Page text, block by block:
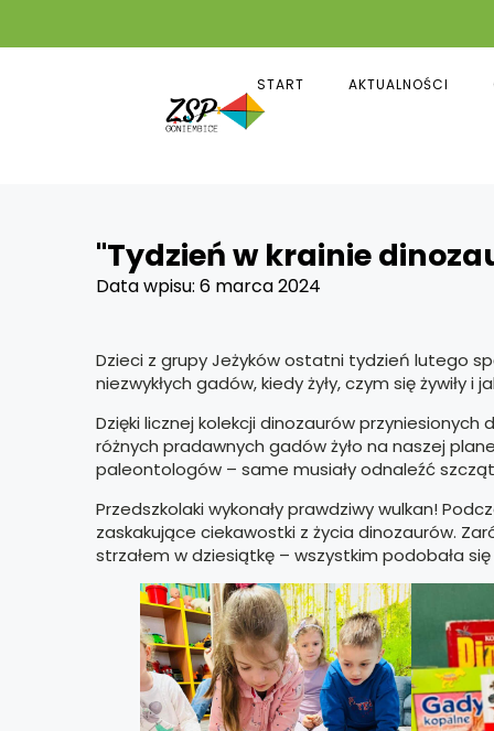
START AKTUALNOŚCI
"Tydzień w krainie
Data wpisu:6 marca 2024
Dzieci z grupy Jeżyków ostatni tydzień lutego
niezwykłych gadów, kiedy żyły, czym się żywiły i
Dzięki licznej kolekcji dinozaurów
różnych pradawnych gadów żyło na naszej
paleontologów – same musiały odnaleźć
Przedszkolaki wykonały prawdziwy wulkan!
zaskakujące ciekawostki z życia dinozaurów.
strzałem w dziesiątkę – wszystkim podobała